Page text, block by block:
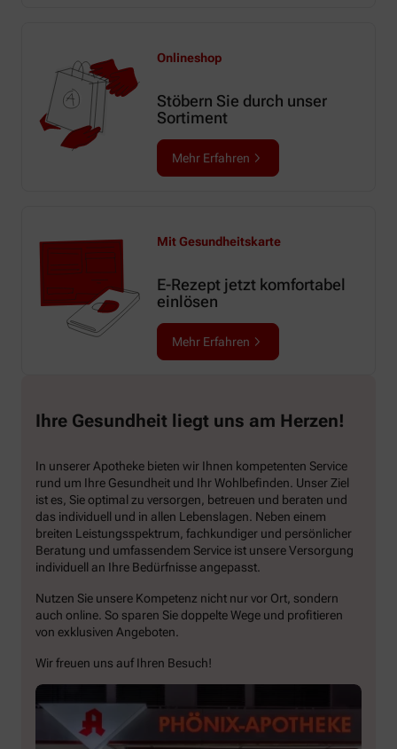
Onlineshop
Stöbern Sie durch unser
Sortiment
Mehr Erfahren
Mit Gesundheitskarte
E-Rezept jetzt komfortabel
einlösen
Mehr Erfahren
Ihre Gesundheit liegt uns am Herzen!
In unserer Apotheke bieten wir Ihnen kompetenten Service
rund um Ihre Gesundheit und Ihr Wohlbefinden. Unser Ziel
ist es, Sie optimal zu versorgen, betreuen und beraten und
das individuell und in allen Lebenslagen. Neben einem
breiten Leistungsspektrum, fachkundiger und persönlicher
Beratung und umfassendem Service ist unsere Versorgung
individuell an Ihre Bedürfnisse angepasst.
Nutzen Sie unsere Kompetenz nicht nur vor Ort, sondern
auch online. So sparen Sie doppelte Wege und profitieren
von exklusiven Angeboten.
Wir freuen uns auf Ihren Besuch!